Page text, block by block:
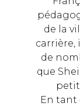
de la
carrière,
de
que
En tant